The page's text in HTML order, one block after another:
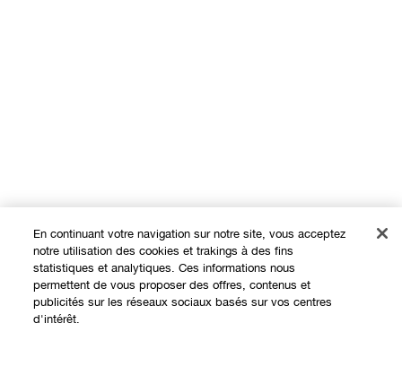
Expérience en ligne
En continuant votre navigation sur notre site, vous acceptez
notre utilisation des cookies et trakings à des fins
statistiques et analytiques. Ces informations nous
permettent de vous proposer des offres, contenus et
publicités sur les réseaux sociaux basés sur vos centres
d'intérêt.